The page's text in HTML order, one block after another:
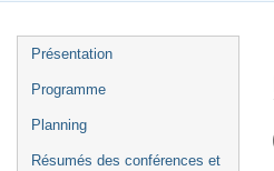
Menu
de
Présentation
Programme
Planning
Résumés des conférences et